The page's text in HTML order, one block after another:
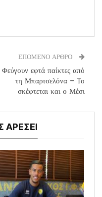
ΕΠΟΜΕΝΟ ΑΡΘΡΟ
Φεύγουν εφτά παίκτες από
τη Μπαρτσελόνα – Το
σκέφτεται και ο Μέσι
ΑΡΕΣΕΙ